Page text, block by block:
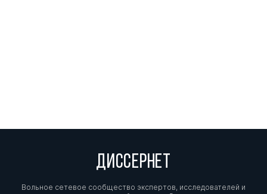
ДИССЕРНЕТ
Вольное сетевое сообщество экспертов, исследователей и